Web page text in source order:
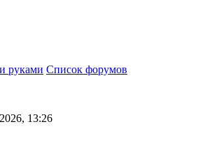
руками Список форумов
13:26